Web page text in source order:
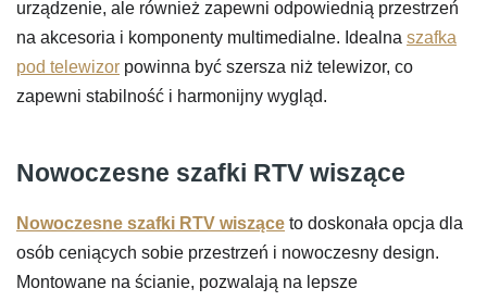
urządzenie, ale również zapewni odpowiednią przestrzeń
na akcesoria i komponenty multimedialne. Idealna szafka
pod telewizor powinna być szersza niż telewizor, co
zapewni stabilność i harmonijny wygląd.
Nowoczesne szafki RTV wiszące
Nowoczesne szafki RTV wiszące to doskonała opcja dla
osób ceniących sobie przestrzeń i nowoczesny design.
Montowane na ścianie, pozwalają na lepsze